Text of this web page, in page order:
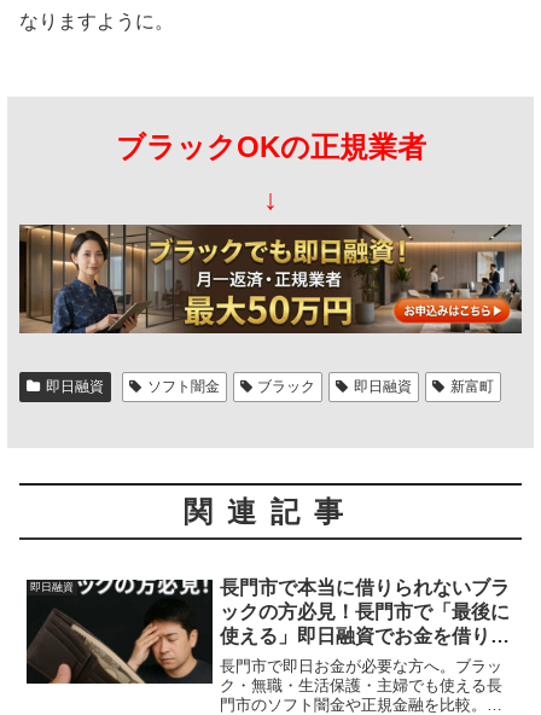
なりますように。
ブラックOKの正規業者
↓
即日融資 ソフト闇金 ブラック 即日融資 新富町
関連記事
即日融資
長門市で本当に借りられないブラ
ックの方必見！長門市で「最後に
使える」即日融資でお金を借りる
方法を紹介！
長門市で即日お金が必要な方へ。ブラッ
ク・無職・生活保護・主婦でも使える長
門市のソフト闇金や正規金融を比較。安